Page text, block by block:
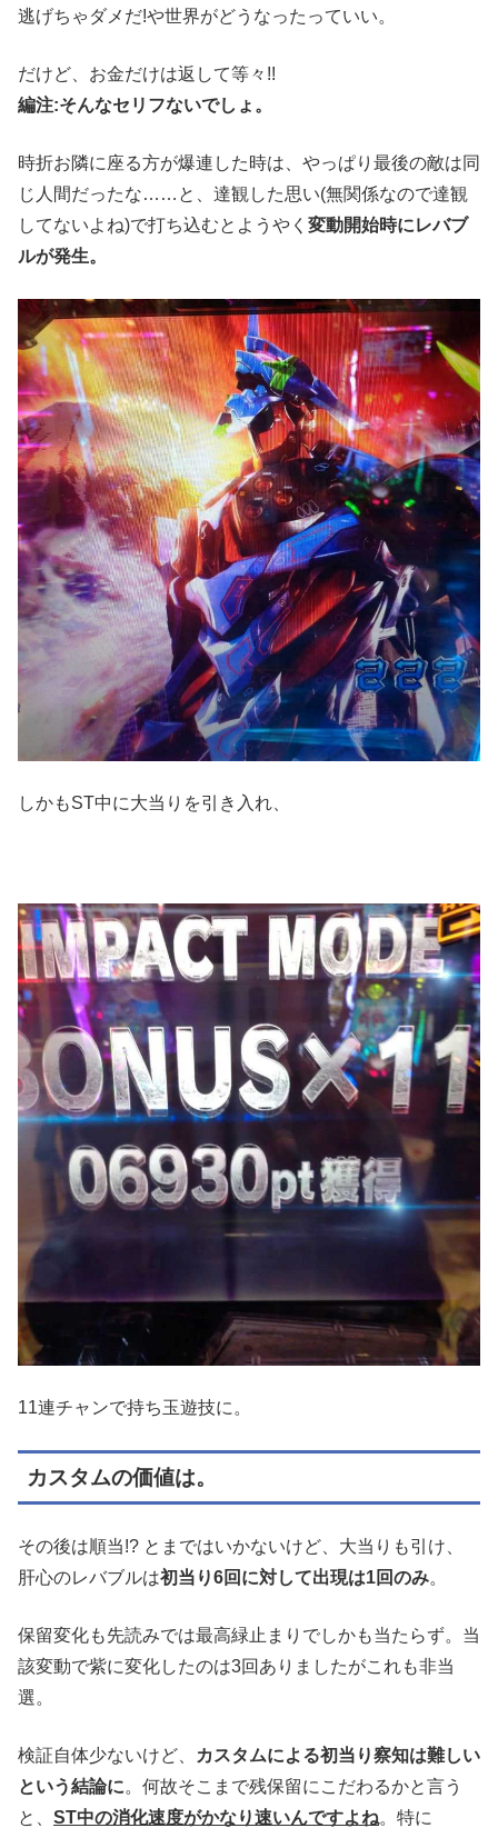
逃げちゃダメだ!や世界がどうなったっていい。
だけど、お金だけは返して等々!!
編注:そんなセリフないでしょ。
時折お隣に座る方が爆連した時は、やっぱり最後の敵は同
じ人間だったな……と、達観した思い(無関係なので達観
してないよね)で打ち込むとようやく 変動開始時にレバブ
ルが発生。
しかもST中に大当りを引き入れ、
11連チャンで持ち玉遊技に。
カスタムの価値は。
その後は順当!? とまではいかないけど、大当りも引け、
肝心のレバブルは初当り6回に対して出現は1回のみ。
保留変化も先読みでは最高緑止まりでしかも当たらず。当
該変動で紫に変化したのは3回ありましたがこれも非当
選。
検証自体少ないけど、
カスタムによる初当り察知は難しい
という結論に。何故そこまで残保留にこだわるかと言う
と、 ST中の消化速度がかなり速いんですよね。特に